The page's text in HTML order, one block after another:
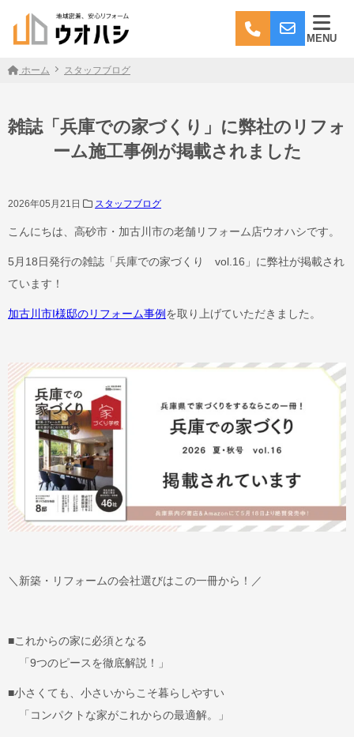
MENU
ホーム スタッフブログ
雑誌「兵庫での家づくり」に弊社のリフォ
ーム施工事例が掲載されました
2026年05月21日 スタッフブログ
こんにちは、高砂市・加古川市の老舗リフォーム店ウオハシです。
5月18日発行の雑誌「兵庫での家づくり vol.16」に弊社が掲載され
ています！
加古川市I様邸のリフォーム事例を取り上げていただきました。
＼新築・リフォームの会社選びはこの一冊から！／
■これからの家に必須となる
「9つのピースを徹底解説！」
■小さくても、小さいからこそ暮らしやすい
「コンパクトな家がこれからの最適解。」